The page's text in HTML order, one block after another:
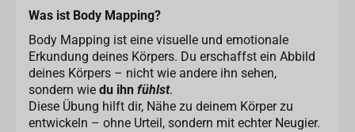
Was ist Body Mapping?
Body Mapping ist eine visuelle und emotionale
Erkundung deines Körpers. Du erschaffst ein Abbild
deines Körpers – nicht wie andere ihn sehen,
sondern wie du ihn fühlst.
Diese Übung hilft dir, Nähe zu deinem Körper zu
entwickeln – ohne Urteil, sondern mit echter Neugier.